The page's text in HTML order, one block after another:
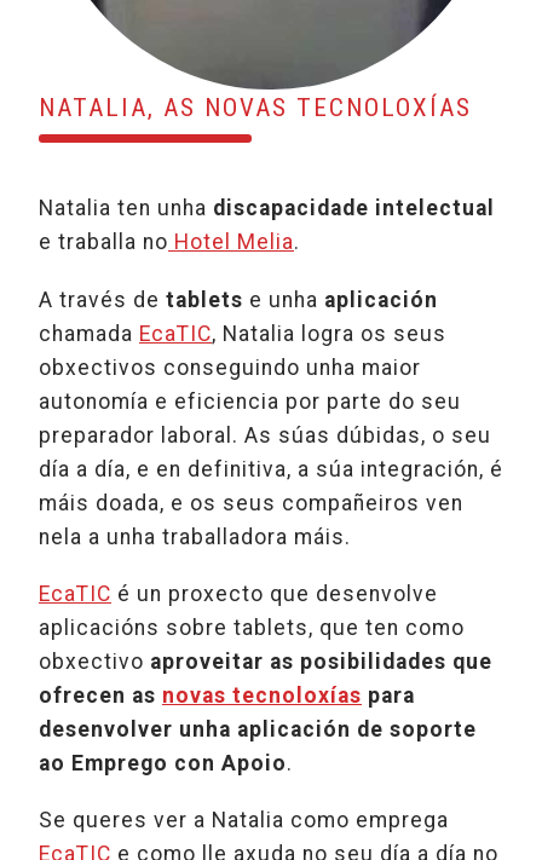
NATALIA, AS NOVAS TECNOLOXÍAS
Natalia ten unha discapacidade intelectual
e traballa no Hotel Melia.
A través de tablets e unha aplicación
chamada EcaTIC, Natalia logra os seus
obxectivos conseguindo unha maior
autonomía e eficiencia por parte do seu
preparador laboral. As súas dúbidas, o seu
día a día, e en definitiva, a súa integración, é
máis doada, e os seus compañeiros ven
nela a unha traballadora máis.
EcaTIC é un proxecto que desenvolve
aplicacións sobre tablets, que ten como
obxectivo aproveitar as posibilidades que
ofrecen as novas tecnoloxías para
desenvolver unha aplicación de soporte
ao Emprego con Apoio.
Se queres ver a Natalia como emprega
EcaTIC e como lle axuda no seu día a día no